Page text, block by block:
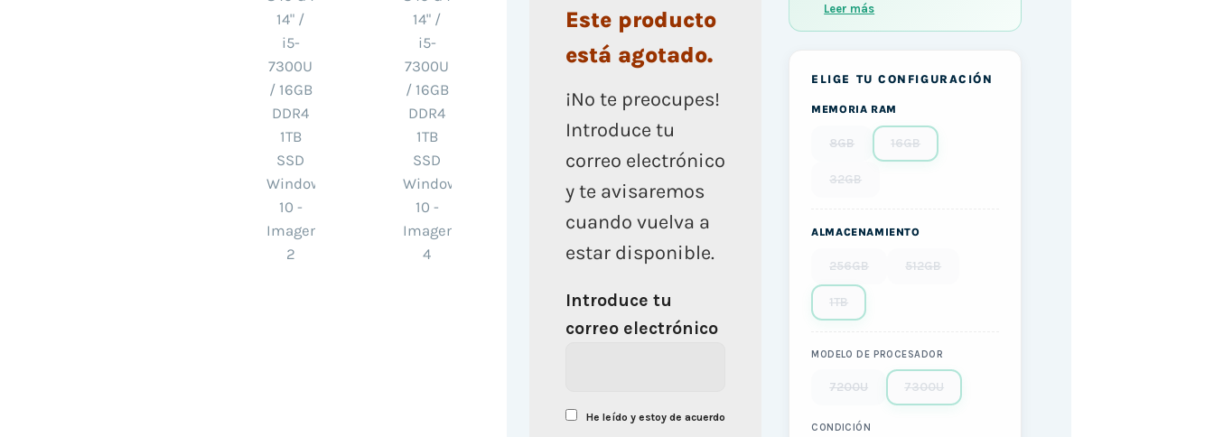
Este producto
está agotado.
¡No te preocupes!
Introduce tu
correo electrónico
y te avisaremos
cuando vuelva a
estar disponible.
Introduce tu
correo electrónico
He leído y estoy de acuerdo
Leer más
ELIGE TU CONFIGURACIÓN
MEMORIA RAM
8GB 16GB
32GB
ALMACENAMIENTO
256GB 512GB
1TB
MODELO DE PROCESADOR
7200U 7300U
CONDICIÓN